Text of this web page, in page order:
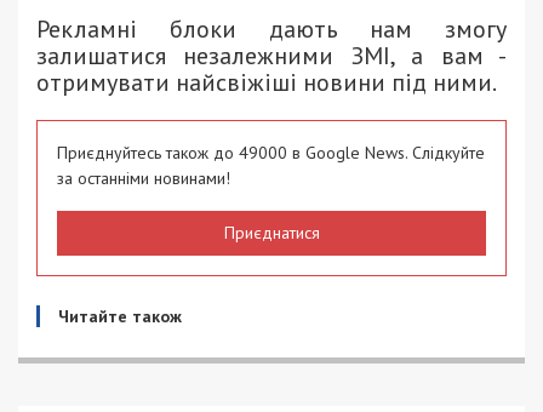
Рекламні блоки дають нам змогу
залишатися незалежними ЗМІ, а вам -
отримувати найсвіжіші новини під ними.
Приєднуйтесь також до 49000 в Google News. Слідкуйте
за останніми новинами!
Приєднатися
Читайте також